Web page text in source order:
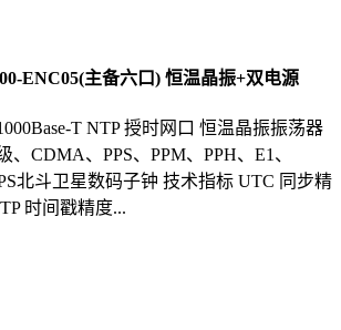
ENC05(主备六口) 恒温晶振+双电源
T NTP 授时网口 恒温晶振振荡器
CDMA、PPS、PPM、PPH、E1、
北斗卫星数码子钟 技术指标 UTC 同步精
时间戳精度...